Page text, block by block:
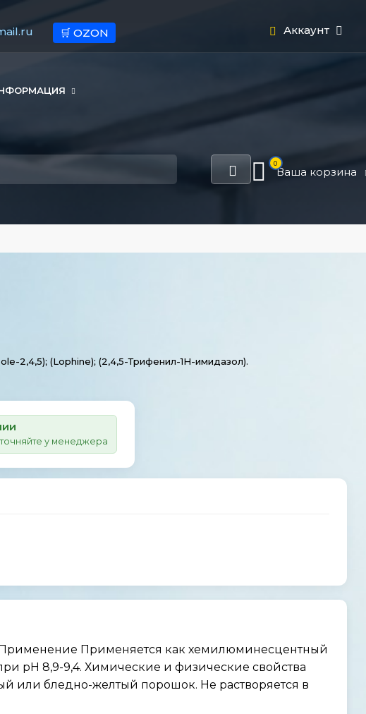
🛒 OZON Аккаунт
0
Ваша корзина
2,4,5); (Lophine); (2,4,5-Трифенил-1H-имидазол).
у менеджера
Применение Применяется как хемилюминесцентный
рН 8,9-9,4. Химические и физические свойства
или бледно-желтый порошок. Не растворяется в